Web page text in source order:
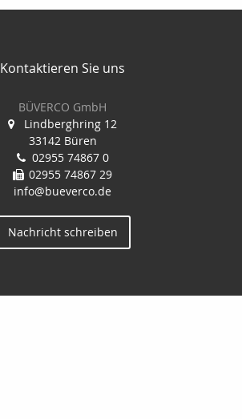
Kontaktieren Sie uns
BÜVERCO GmbH
Lindberghring 12
33142 Büren
02955 74867 0
02955 74867 29
info@bueverco.de
Nachricht schreiben